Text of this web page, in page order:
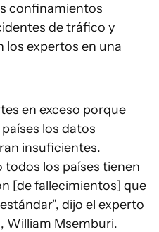
confinamientos
de tráfico y
los expertos en una
en exceso porque
los datos
insuficientes.
todos los países tienen
[de fallecimientos] que
dijo el experto
William Msemburi.